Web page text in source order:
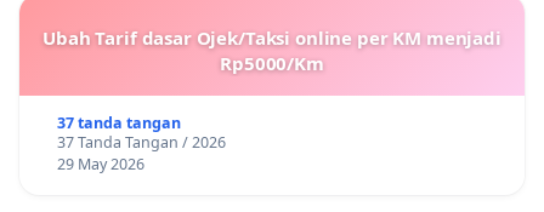
Ubah Tarif dasar Ojek/Taksi online per KM menjadi
Rp5000/Km
37 tanda tangan
37 Tanda Tangan / 2026
29 May 2026